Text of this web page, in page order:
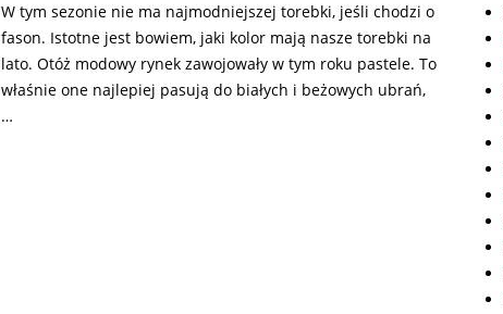
W tym sezonie nie ma najmodniejszej torebki, jeśli chodzi o
fason. Istotne jest bowiem, jaki kolor mają nasze torebki na
lato. Otóż modowy rynek zawojowały w tym roku pastele. To
właśnie one najlepiej pasują do białych i beżowych ubrań,
…